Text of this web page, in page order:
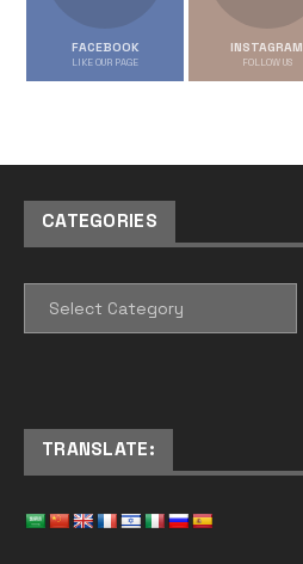
FACEBOOK
LIKE OUR PAGE
INSTAGRAM
FOLLOW US
CATEGORIES
TRANSLATE: